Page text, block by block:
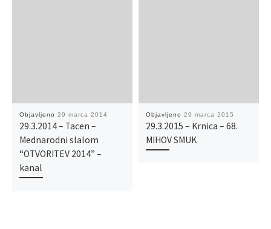
Objavljeno 29 marca 2014
29.3.2014 – Tacen –
Mednarodni slalom
“OTVORITEV 2014” –
kanal
Objavljeno 29 marca 2015
29.3.2015 – Krnica – 68.
MIHOV SMUK